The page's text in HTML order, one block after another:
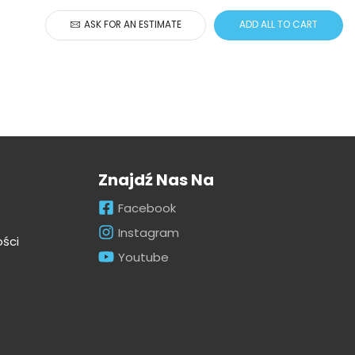
ASK FOR AN ESTIMATE ADD ALL TO CART
Znajdź Nas Na
Facebook
Instagram
Youtube